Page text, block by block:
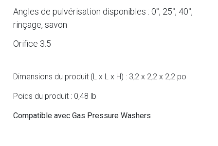
Angles de pulvérisation disponibles : 0°, 25°, 40°,
rinçage, savon
Orifice 3.5
Dimensions du produit (L x L x H) : 3,2 x 2,2 x 2,2 po
Poids du produit : 0,48 lb
Compatible avec Gas Pressure Washers